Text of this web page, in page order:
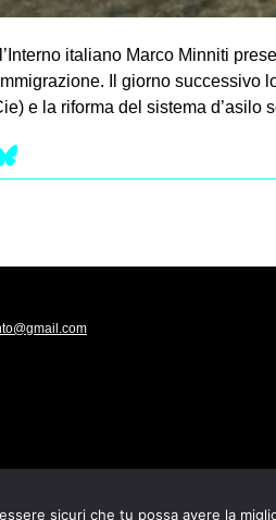
italiano Marco Minniti
Il giorno successivo
e la riforma del sistema
sicuri che tu possa avere la